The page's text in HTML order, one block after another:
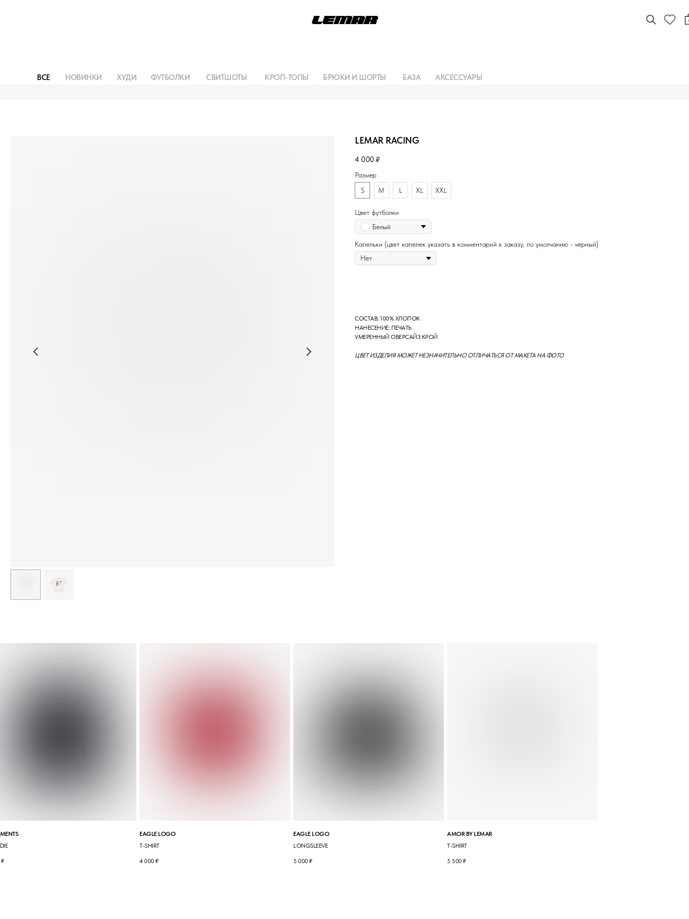
АКСЕССУАРЫ
БАЗА
БРЮКИ И ШОРТЫ
КРОП-ТОПЫ
СВИТШОТЫ
ФУТБОЛКИ
ХУДИ
НОВИНКИ
ВСЕ
LEMAR RACING
4 000 ₽
Размер
S
M L XL XXL
Цвет футболки
Белый
Капельки (цвет капелек указать в комментарий к заказу, по умолчанию - черный)
СОСТАВ: 100% ХЛОПОК
НАНЕСЕНИЕ: ПЕЧАТЬ
УМЕРЕННЫЙ ОВЕРСАЙЗ КРОЙ
ЦВЕТ ИЗДЕЛИЯ МОЖЕТ НЕЗНАЧИТЕЛЬНО ОТЛИЧАТЬСЯ ОТ МАКЕТА НА ФОТО
₽
EAGLE LOGO
T-SHIRT
4 000₽
EAGLE LOGO
LONGSLEEVE
5 000₽
AMOR BY LEMAR
T-SHIRT
5 500₽